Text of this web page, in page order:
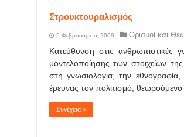
Στρουκτουραλισμός
5 Φεβρουαρίου, 2009 Ορισμοί και
Κατεύθυνση στις ανθρωπιστικές
μοντελοποίησης των στοιχείων
στη γνωσιολογία, την
έρευνας τον πολιτισμό,
Συνέχεια »